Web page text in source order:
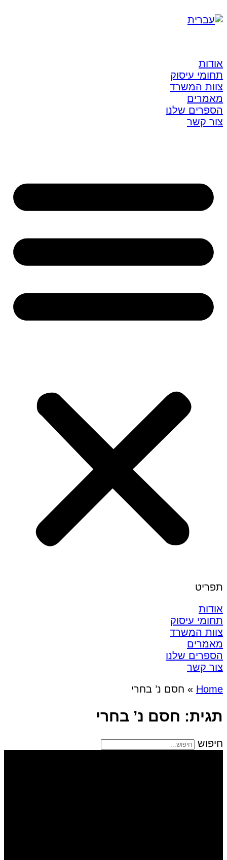
אודות
תחומי עיסוק
צוות המשרד
מאמרים
הספרים שלנו
צור קשר
תפריט
אודות
תחומי עיסוק
צוות המשרד
מאמרים
הספרים שלנו
צור קשר
Home
» חסם נ’ בחרי
תגית: חסם נ’ בחרי
חיפוש